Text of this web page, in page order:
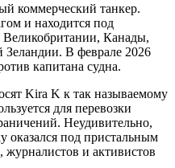
коммерческий танкер.
и находится под
Великобритании, Канады,
В феврале 2026
капитана судна.
Kira K к так называемому
для перевозки
Неудивительно,
оказался под пристальным
и активистов